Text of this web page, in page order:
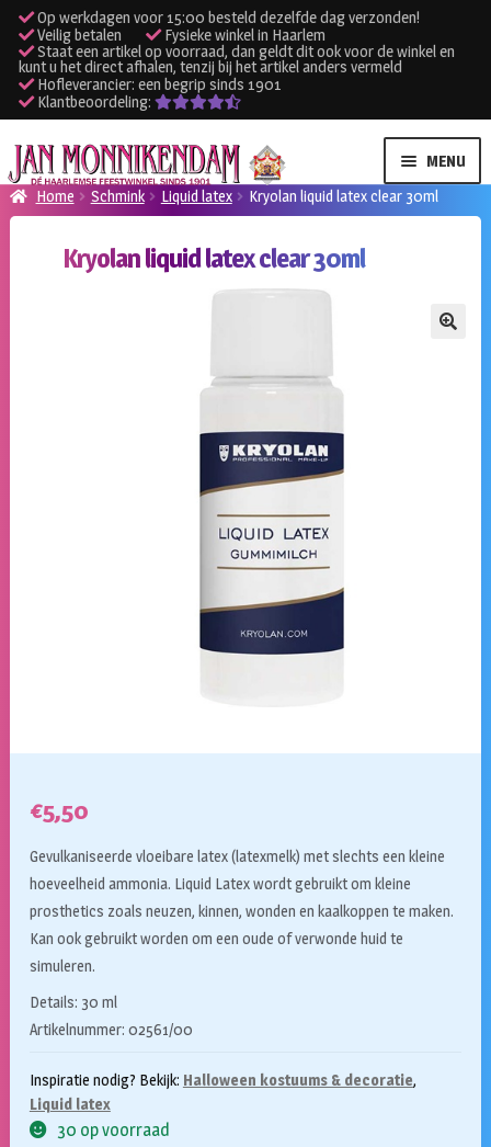
Op werkdagen voor 15:00 besteld dezelfde dag verzonden!
Veilig betalen
Fysieke winkel in Haarlem
Staat een artikel op voorraad, dan geldt dit ook voor de winkel en
kunt u het direct afhalen, tenzij bij het artikel anders vermeld
Hofleverancier: een begrip sinds 1901
Klantbeoordeling:
Ga
door
naar
Ga
naar
de
MENU
Home Schmink Liquid latex Kryolan liquid latex clear 30ml
Kryolan liquid latex clear 30ml
€5,50
Gevulkaniseerde vloeibare latex (latexmelk) met slechts een kleine
hoeveelheid ammonia. Liquid Latex wordt gebruikt om kleine
prosthetics zoals neuzen, kinnen, wonden en kaalkoppen te maken.
Kan ook gebruikt worden om een oude of verwonde huid te
simuleren.
Details: 30 ml
Artikelnummer: 02561/00
Inspiratie nodig? Bekijk: Halloween kostuums & decoratie,
Liquid latex
30 op voorraad